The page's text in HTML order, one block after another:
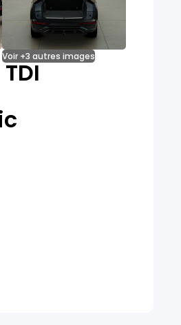
Voir +3 autres images